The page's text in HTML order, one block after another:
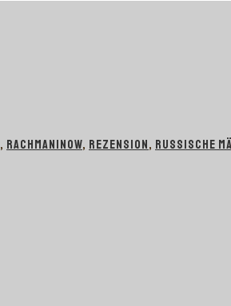
, RACHMANINOW, REZENSION, RUSSISCHE